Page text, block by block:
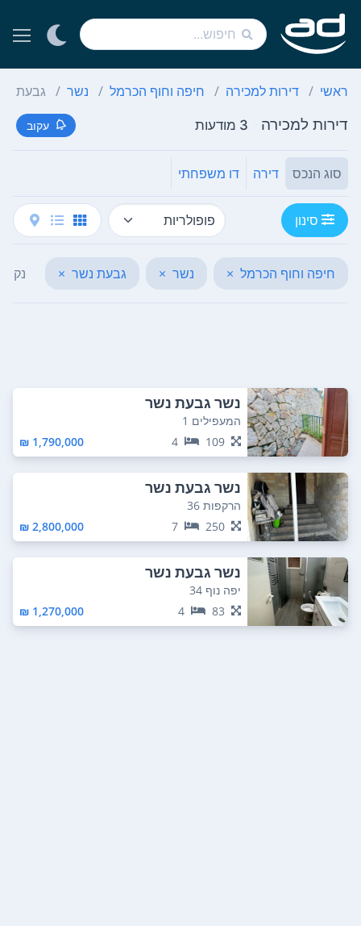
ראשי דירות למכירה חיפה וחוף הכרמל נשר גבעת
דירות למכירה 3 מודעות עקוב
סוג הנכס דירה דו משפחתי
סינון
חיפה וחוף הכרמל × נשר × גבעת נשר × נקה
נשר גבעת נשר
המעפילים 1
109
4
1,790,000 ₪
נשר גבעת נשר
הרקפות 36
250
7
2,800,000 ₪
נשר גבעת נשר
יפה נוף 34
83
4
1,270,000 ₪